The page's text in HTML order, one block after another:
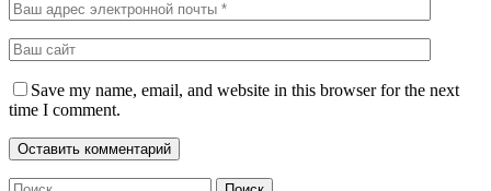
Save my name, email, and website in this browser for the next
time I comment.